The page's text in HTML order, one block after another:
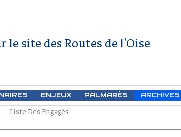
le site des Routes de l'Oise
ENJEUX PALMARÈS ARCHIVES
Liste Des Engagés